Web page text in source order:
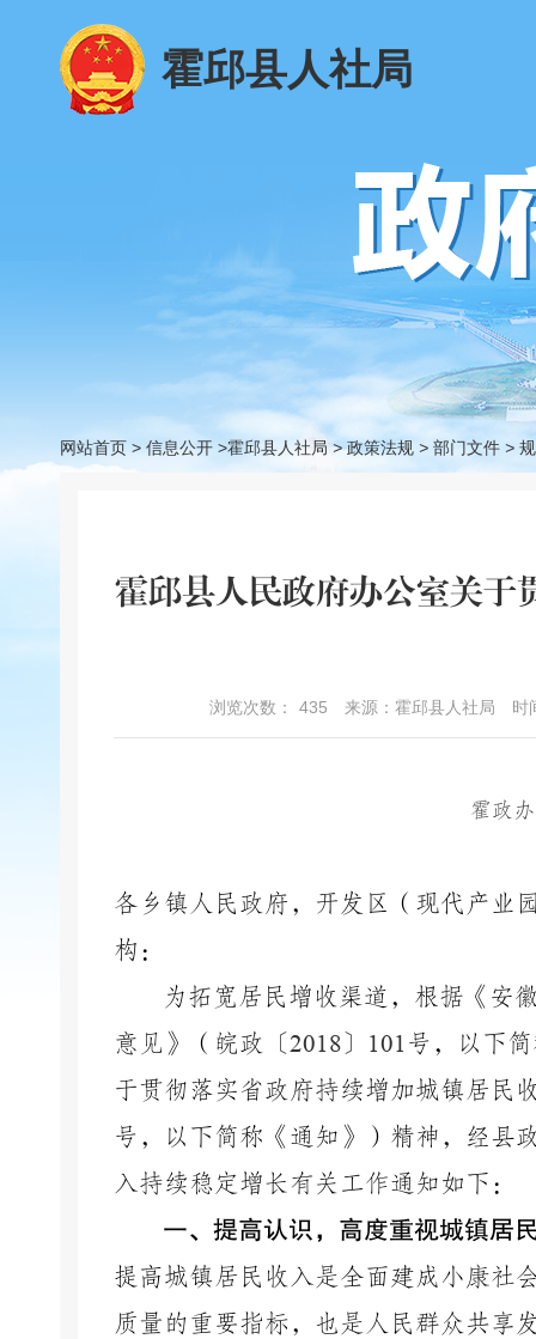
霍邱县人社局
网站首页 > 信息公开 >霍邱县人社局> 政策法规 > 部门文件 >
霍邱县人民政府办公室关于
浏览次数： 435 来源：霍邱县人社局 时
霍政办
各乡镇人民政府，开发区（现代产业
构：
为拓宽居民增收渠道，根据《安
意见》（皖政
〔 2018〕101 号，以下
于贯彻落实省政府持续增加城镇居民
号，以下简称《通知》）精神，经县
入持续稳定增长有关工作通知如下：
一、提高认识，高度重视城镇居
提高城镇居民收入是全面建成小康社
质量的重要指标，也是人民群众共享